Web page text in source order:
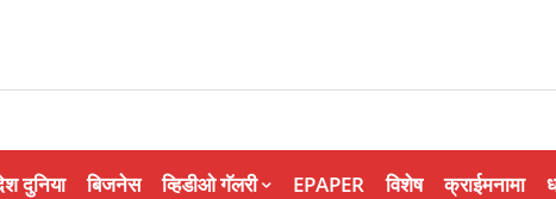
दुनिया बिजनेस व्हिडीओ गॅलरी EPAPER विशेष क्राईमनामा